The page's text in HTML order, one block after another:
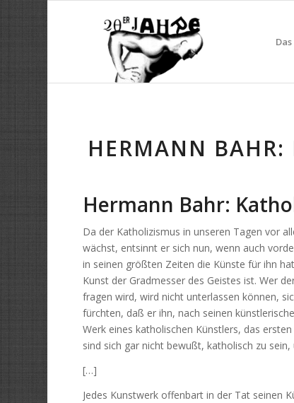
HERMANN
Hermann Bahr:
Da der Katholizismus in unseren Tagen vor
wächst, entsinnt er sich nun, wenn auch
in seinen größten Zeiten die Künste für ihn
Kunst der Gradmesser des Geistes ist. Wer
fragen wird, wird nicht unterlassen können,
fürchten, daß er ihn, nach seinen
Werk eines katholischen Künstlers, das
sind sich gar nicht bewußt, katholisch zu
[…]
Jedes Kunstwerk offenbart in der Tat seinen